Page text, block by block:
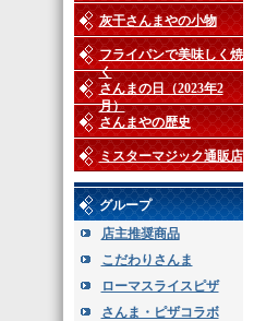
灰干さんまやの小物
フライパンで美味しく焼
く
さんまの日（2023年2
月）
さんまやの歴史
ミスターマジック通販店
グループ
店主推奨商品
こだわりさんま
ローマスライスピザ
さんま・ピザコラボ